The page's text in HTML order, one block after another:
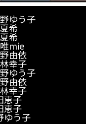
ゆう子
希
希
mie
由依
幸子
ゆう子
由依
幸子
恵子
恵子
ゆう子